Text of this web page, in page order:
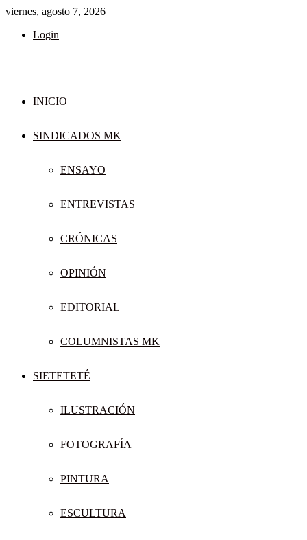
viernes, agosto 7, 2026
Login
INICIO
SINDICADOS MK
ENSAYO
ENTREVISTAS
CRÓNICAS
OPINIÓN
EDITORIAL
COLUMNISTAS MK
SIETETETÉ
ILUSTRACIÓN
FOTOGRAFÍA
PINTURA
ESCULTURA